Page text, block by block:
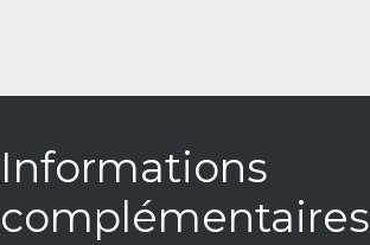
Informations
complémentaires